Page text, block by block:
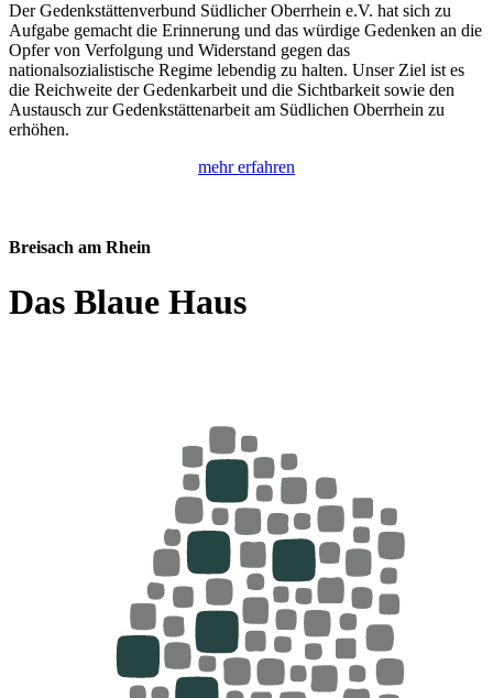
Der Gedenkstättenverbund Südlicher Oberrhein e.V. hat sich zu
Aufgabe gemacht die Erinnerung und das würdige Gedenken an die
Opfer von Verfolgung und Widerstand gegen das
nationalsozialistische Regime lebendig zu halten. Unser Ziel ist es
die Reichweite der Gedenkarbeit und die Sichtbarkeit sowie den
Austausch zur Gedenkstättenarbeit am Südlichen Oberrhein zu
erhöhen.
mehr erfahren
Breisach am Rhein
Das Blaue Haus